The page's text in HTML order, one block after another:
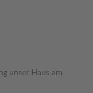
unser Haus am